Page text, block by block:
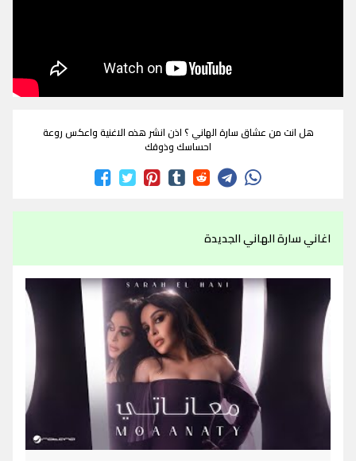
هل انت من عشاق سارة الهاني ؟ اذن انشر هذه الاغنية واعكس روعة
احساسك وذوقك
اغاني سارة الهاني الجديدة